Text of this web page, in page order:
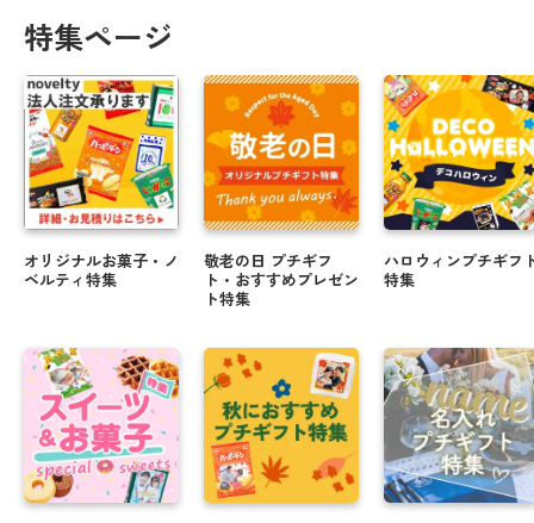
特集ページ
オリジナルお菓子・ノ
ベルティ特集
敬老の日 プチギフ
ト・おすすめプレゼン
ト特集
ハロウィンプチギフ
特集